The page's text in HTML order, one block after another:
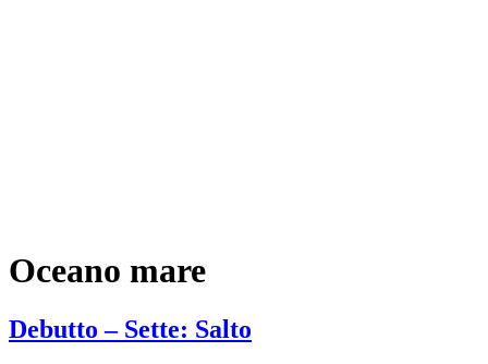
Oceano mare
Debutto – Sette: Salto